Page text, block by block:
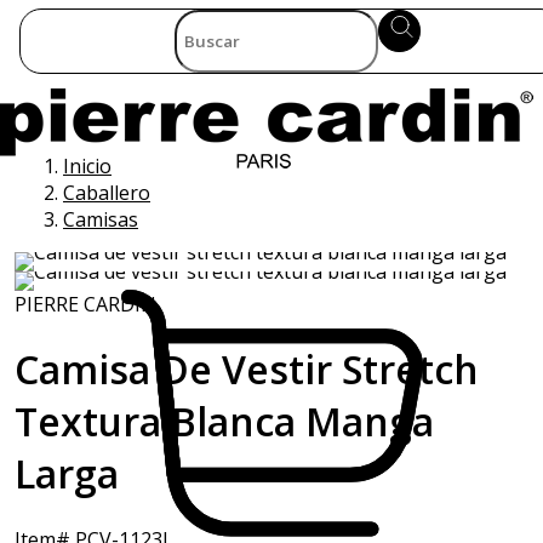
Inicio
Caballero
Camisas
PIERRE CARDIN
Camisa De Vestir Stretch
Textura Blanca Manga
Larga